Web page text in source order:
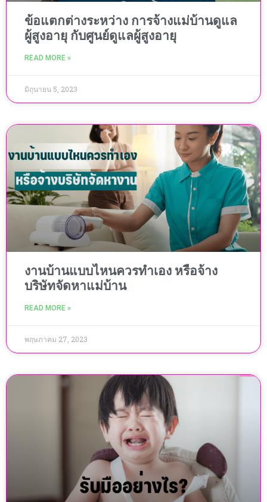
ข้อแตกต่างระหว่าง การจ้างแม่บ้านดูแล
ผู้สูงอายุ กับศูนย์ดูแลผู้สูงอายุ
READ MORE »
มิถุนายน 5, 2023
งานบ้านแบบไหนควรทำเอง หรือจ้าง
บริษัทจัดหาแม่บ้าน
READ MORE »
พฤษภาคม 27, 2023